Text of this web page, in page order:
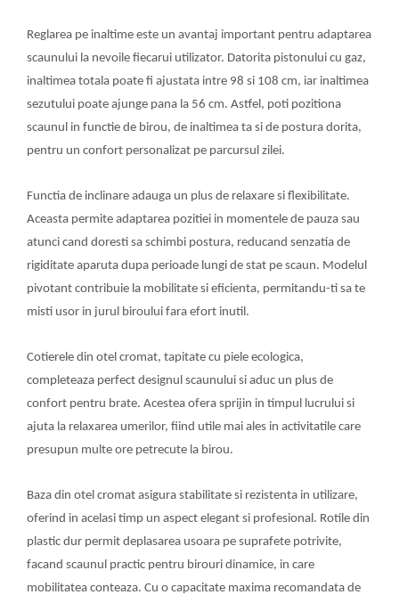
Reglarea pe inaltime este un avantaj important pentru adaptarea
scaunului la nevoile fiecarui utilizator. Datorita pistonului cu gaz,
inaltimea totala poate fi ajustata intre 98 si 108 cm, iar inaltimea
sezutului poate ajunge pana la 56 cm. Astfel, poti pozitiona
scaunul in functie de birou, de inaltimea ta si de postura dorita,
pentru un confort personalizat pe parcursul zilei.
Functia de inclinare adauga un plus de relaxare si flexibilitate.
Aceasta permite adaptarea pozitiei in momentele de pauza sau
atunci cand doresti sa schimbi postura, reducand senzatia de
rigiditate aparuta dupa perioade lungi de stat pe scaun. Modelul
pivotant contribuie la mobilitate si eficienta, permitandu-ti sa te
misti usor in jurul biroului fara efort inutil.
Cotierele din otel cromat, tapitate cu piele ecologica,
completeaza perfect designul scaunului si aduc un plus de
confort pentru brate. Acestea ofera sprijin in timpul lucrului si
ajuta la relaxarea umerilor, fiind utile mai ales in activitatile care
presupun multe ore petrecute la birou.
Baza din otel cromat asigura stabilitate si rezistenta in utilizare,
oferind in acelasi timp un aspect elegant si profesional. Rotile din
plastic dur permit deplasarea usoara pe suprafete potrivite,
facand scaunul practic pentru birouri dinamice, in care
mobilitatea conteaza. Cu o capacitate maxima recomandata de